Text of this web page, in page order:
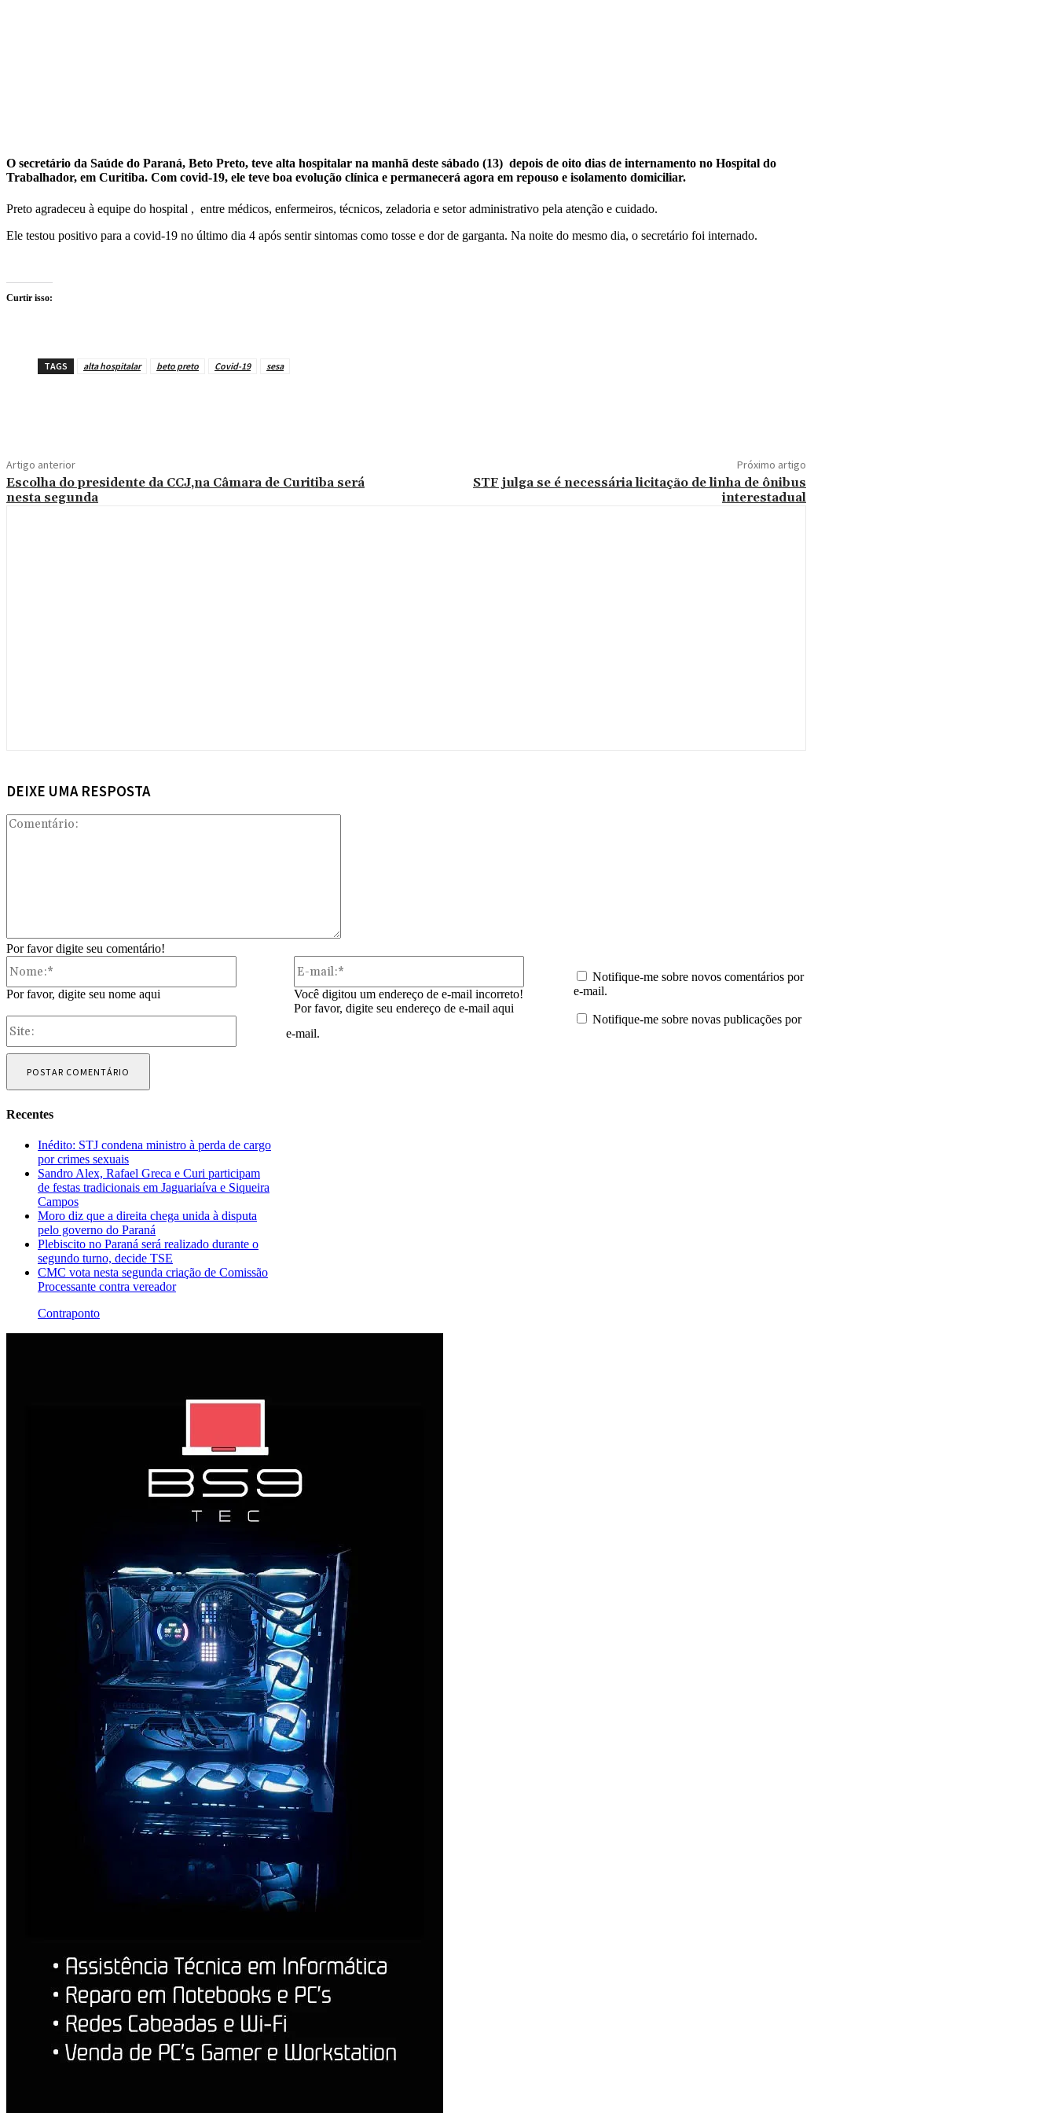
O secretário da Saúde do Paraná, Beto Preto, teve alta hospitalar na manhã deste sábado (13) depois de oito dias de internamento no Hospital do
Trabalhador, em Curitiba. Com covid-19, ele teve boa evolução clínica e permanecerá agora em repouso e isolamento domiciliar.
Preto agradeceu à equipe do hospital , entre médicos, enfermeiros, técnicos, zeladoria e setor administrativo pela atenção e cuidado.
Ele testou positivo para a covid-19 no último dia 4 após sentir sintomas como tosse e dor de garganta. Na noite do mesmo dia, o secretário foi internado.
Curtir isso:
TAGS alta hospitalar beto preto Covid-19 sesa
Artigo anterior
Escolha do presidente da CCJ,na Câmara de Curitiba será
nesta segunda
Próximo artigo
STF julga se é necessária licitação de linha de ônibus
interestadual
DEIXE UMA RESPOSTA
Por favor digite seu comentário!
Por favor, digite seu nome aqui
Você digitou um endereço de e-mail incorreto!
Por favor, digite seu endereço de e-mail aqui
Notifique-me sobre novos comentários por
e-mail.
Notifique-me sobre novas publicações por
e-mail.
Recentes
Inédito: STJ condena ministro à perda de cargo
por crimes sexuais
Sandro Alex, Rafael Greca e Curi participam
de festas tradicionais em Jaguariaíva e Siqueira
Campos
Moro diz que a direita chega unida à disputa
pelo governo do Paraná
Plebiscito no Paraná será realizado durante o
segundo turno, decide TSE
CMC vota nesta segunda criação de Comissão
Processante contra vereador
Contraponto